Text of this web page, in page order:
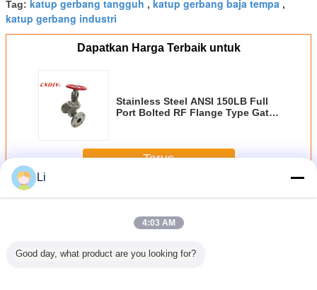
Tag: katup gerbang tangguh , katup gerbang baja tempa ,
katup gerbang industri
Dapatkan Harga Terbaik untuk
Stainless Steel ANSI 150LB Full
Port Bolted RF Flange Type Gate
Terus
LebihGerbang katup flens
Li
4:03 AM
Good day, what product are you looking for?